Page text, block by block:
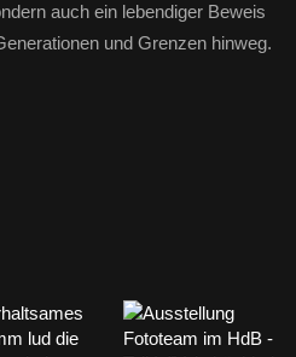
auch ein lebendiger Beweis
und Grenzen hinweg.